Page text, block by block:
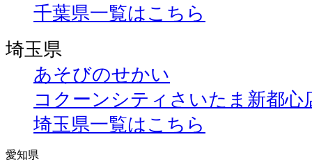
千葉県一覧はこちら
埼玉県
あそびのせかい
コクーンシティさいたま新都心
埼玉県一覧はこちら
愛知県